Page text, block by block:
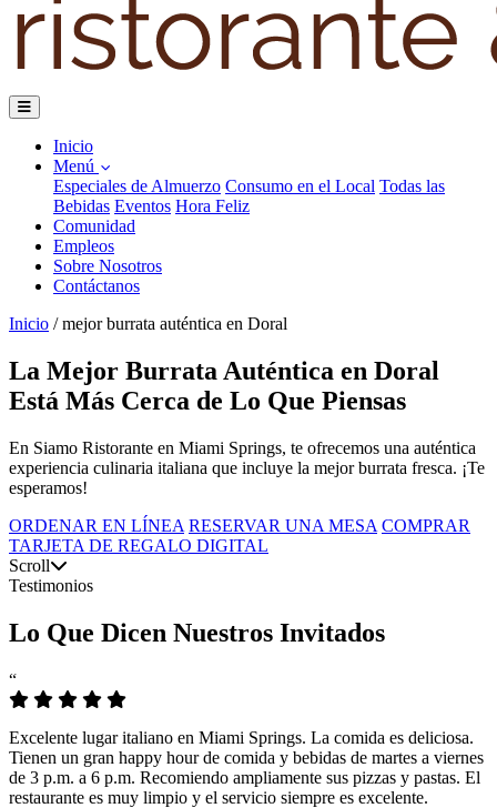
Inicio
Menú
Especiales de Almuerzo Consumo en el Local Todas las
Bebidas Eventos Hora Feliz
Comunidad
Empleos
Sobre Nosotros
Contáctanos
Inicio / mejor burrata auténtica en Doral
La Mejor Burrata Auténtica en Doral
Está Más Cerca de Lo Que Piensas
En Siamo Ristorante en Miami Springs, te ofrecemos una auténtica
experiencia culinaria italiana que incluye la mejor burrata fresca. ¡Te
esperamos!
ORDENAR EN LÍNEA RESERVAR UNA MESA COMPRAR
TARJETA DE REGALO DIGITAL
Scroll
Testimonios
Lo Que Dicen Nuestros Invitados
“
Excelente lugar italiano en Miami Springs. La comida es deliciosa.
Tienen un gran happy hour de comida y bebidas de martes a viernes
de 3 p.m. a 6 p.m. Recomiendo ampliamente sus pizzas y pastas. El
restaurante es muy limpio y el servicio siempre es excelente.